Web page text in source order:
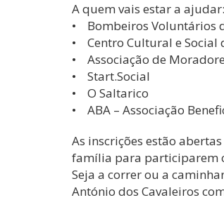
A quem vais estar a ajudar:
• Bombeiros Voluntários
• Centro Cultural e Social
• Associação de
• Start.Social
• O Saltarico
• ABA – Associação
As inscrições estão
família para participarem
Seja a correr ou a
António dos Cavaleiros